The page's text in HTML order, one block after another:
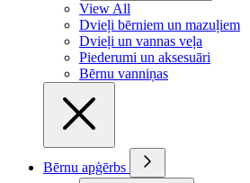
View All
Dvieļi bērniem un mazuļiem
Dvieļi un vannas veļa
Piederumi un aksesuāri
Bērnu vanniņas
Bērnu apģērbs